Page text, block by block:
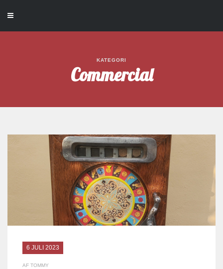
KATEGORI
Commercial
6 JULI 2023
AF TOMMY